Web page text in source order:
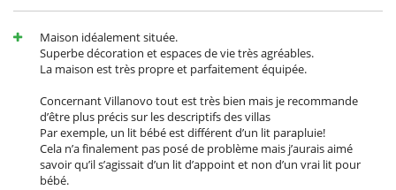
Servicios de resort y entretenimiento
Campo de golf de 18 hoyos
Spa
Maison idéalement située.
Superbe décoration et espaces de vie très agréables.
La maison est très propre et parfaitement équipée.
Concernant Villanovo tout est très bien mais je recommande
d’être plus précis sur les descriptifs des villas
Par exemple, un lit bébé est différent d’un lit parapluie!
Cela n’a finalement pas posé de problème mais j’aurais aimé
savoir qu’il s’agissait d’un lit d’appoint et non d’un vrai lit pour
bébé.